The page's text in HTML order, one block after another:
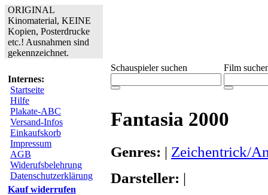
ORIGINAL
Kinomaterial, KEINE
Kopien, Posterdrucke
etc.! Ausnahmen sind
gekennzeichnet.
Internes:
Startseite
Hilfe
Plakate-ABC
Versand-Infos
Einkaufskorb
Impressum
AGB
Widerufsbelehrung
Datenschutzerklärung
Kauf widerrufen
Schauspieler suchen Film
Fantasia 2000
Genres: | Zeichentrick/
Darsteller: |